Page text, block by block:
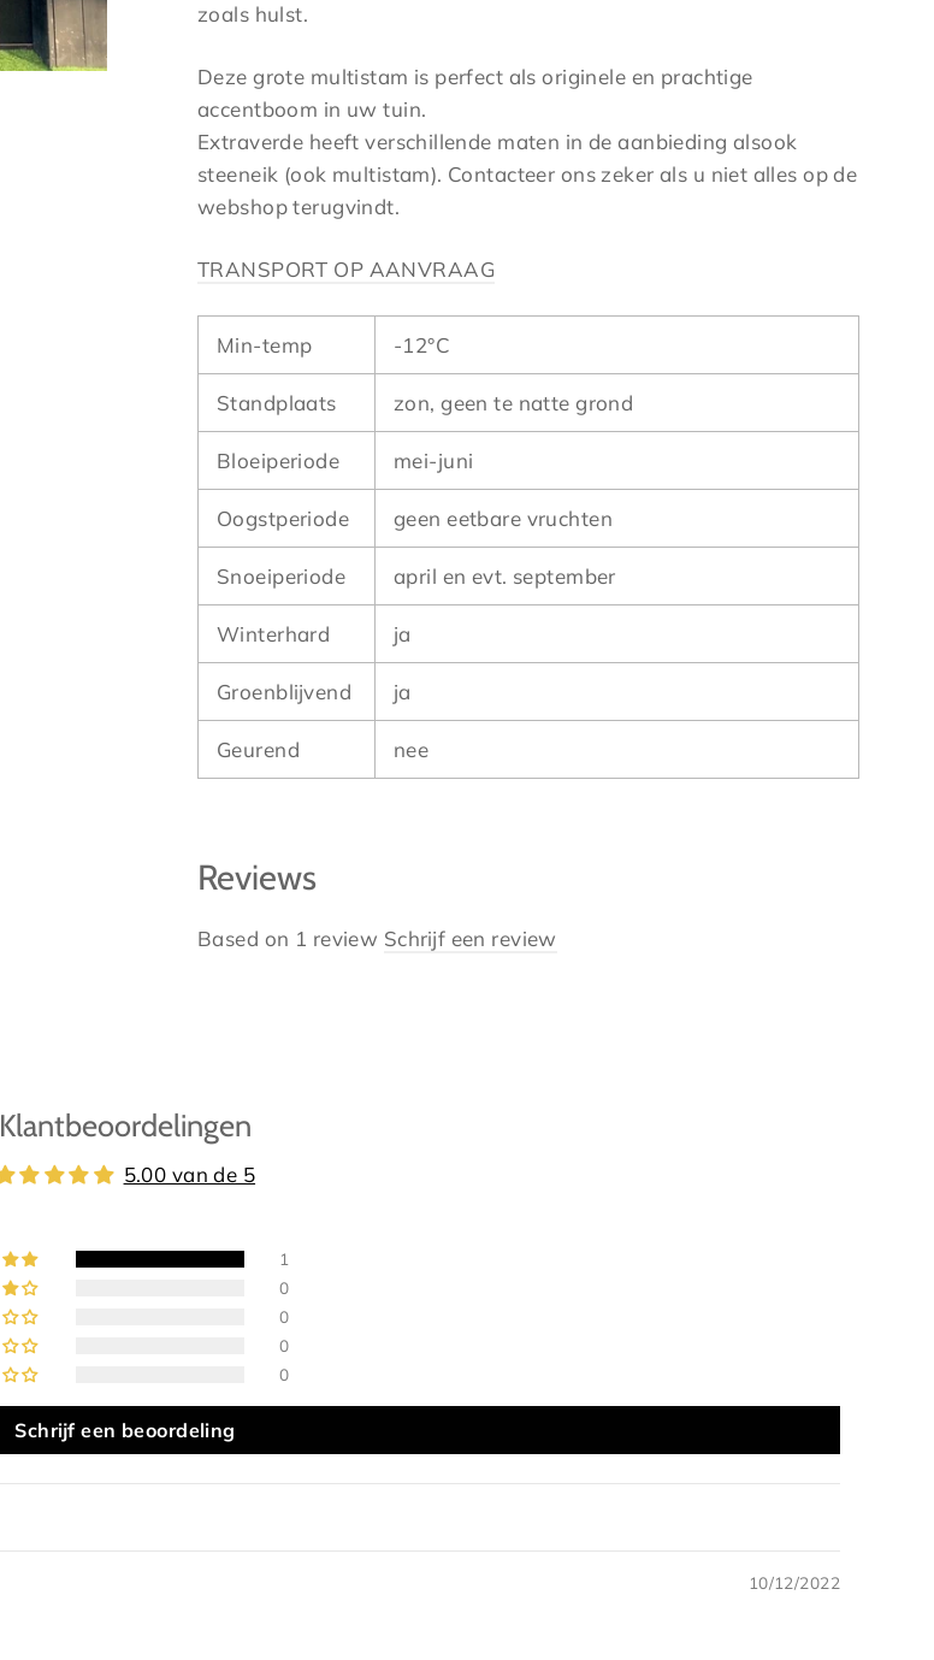
zoals hulst.
Deze grote multistam is perfect als originele en prachtige
accentboom in uw tuin.
Extraverde heeft verschillende maten in de aanbieding alsook
steeneik (ook multistam). Contacteer ons zeker als u niet alles op de
webshop terugvindt.
TRANSPORT OP AANVRAAG
Min-temp -12°C
Standplaats zon, geen te natte grond
Bloeiperiode mei-juni
Oogstperiode geen eetbare vruchten
Snoeiperiode april en evt. september
Winterhard ja
Groenblijvend ja
Geurend nee
Reviews
Based on 1 review Schrijf een review
Klantbeoordelingen
5.00 van de 5
1
0
0
0
0
Schrijf een beoordeling
10/12/2022